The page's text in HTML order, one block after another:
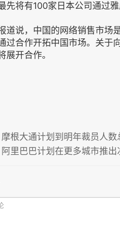
先将有100家日本公司通过
说，中国的网络销售市场是
过合作开拓中国市场。关于
展开合作。
摩根大通计划到明年裁员人
阿里巴巴计划在更多城市推出